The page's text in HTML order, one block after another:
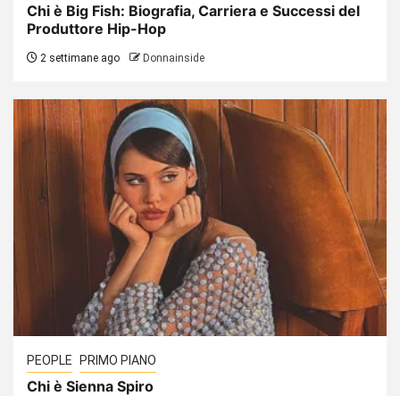
Chi è Big Fish: Biografia, Carriera e Successi del
Produttore Hip-Hop
2 settimane ago Donnainside
PEOPLE PRIMO PIANO
Chi è Sienna Spiro